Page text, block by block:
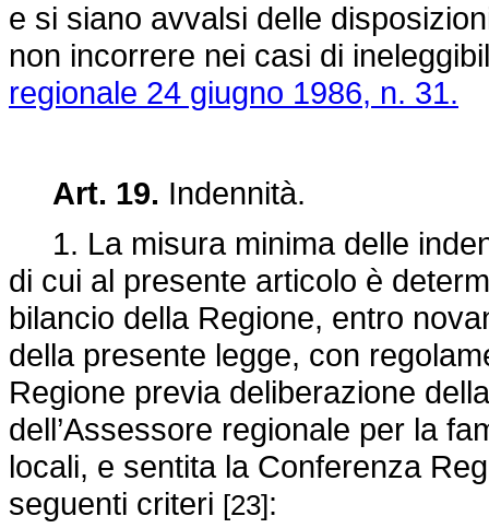
e si siano avvalsi delle
non incorrere nei casi di
regionale 24 giugno 1986, n. 31.
Art. 19. Indennità.
1. La misura minima delle
di cui al presente articolo è
bilancio della Regione, entro
della presente legge, con
Regione previa deliberazione
dell’Assessore regionale per la
locali, e sentita la Conferenza
seguenti criteri [23]: